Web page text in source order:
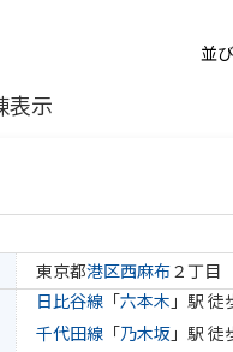
並
表示
東京都港区西麻布２丁目
日比谷線 「六本木 」駅 徒
千代田線 「乃木坂 」駅 徒